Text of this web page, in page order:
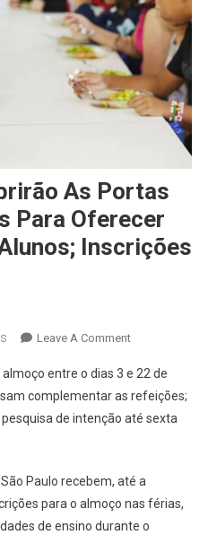
As Portas
Para Oferecer
Inscrições
Leave A CommentOn
De
SP
Abrirão
Durante
As
Férias
entre o dias 3 e 22 de
complementar as refeições;
de intenção até sexta
Paulo recebem, até a
para o almoço nas férias,
de ensino durante o